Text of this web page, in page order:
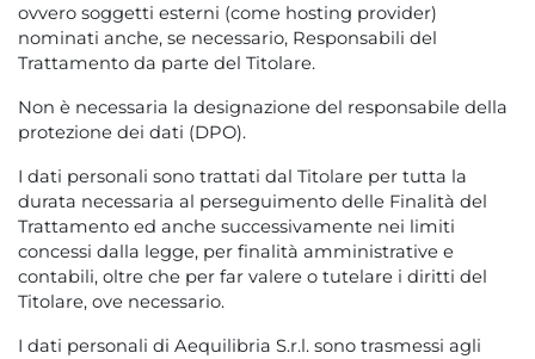
ovvero soggetti esterni (come hosting provider)
nominati anche, se necessario, Responsabili del
Trattamento da parte del Titolare.
Non è necessaria la designazione del responsabile della
protezione dei dati (DPO).
I dati personali sono trattati dal Titolare per tutta la
durata necessaria al perseguimento delle Finalità del
Trattamento ed anche successivamente nei limiti
concessi dalla legge, per finalità amministrative e
contabili, oltre che per far valere o tutelare i diritti del
Titolare, ove necessario.
I dati personali di Aequilibria S.r.l. sono trasmessi agli